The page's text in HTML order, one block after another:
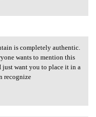
is
is completely authentic.
wants to mention this
just want you to place it in a
recognize